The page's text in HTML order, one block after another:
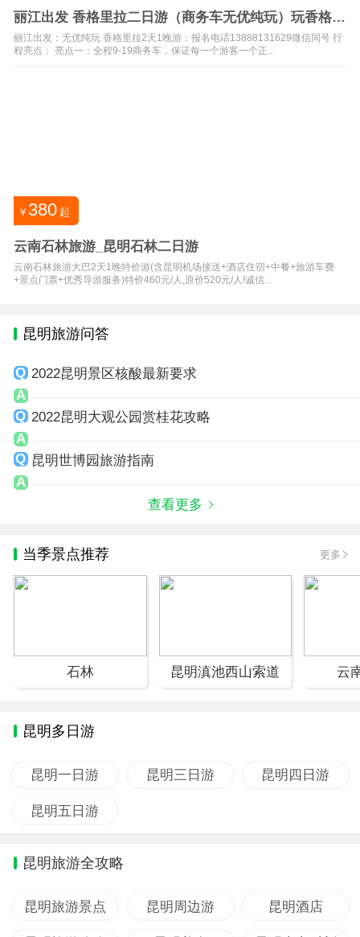
丽江出发 香格里拉二日游（商务车无优纯玩）玩香格里
拉多少钱
丽江出发：无优纯玩 香格里拉2天1晚游：报名电话13888131629微信同号 行
程亮点： 亮点一：全程9-19商务车，保证每一个游客一个正...
￥ 380 起
云南石林旅游_昆明石林二日游
云南石林旅游大巴2天1晚特价游(含昆明机场接送+酒店住宿+中餐+旅游车费
+景点门票+优秀导游服务)特价460元/人,原价520元/人!诚信...
昆明旅游问答
2022昆明景区核酸最新要求
2022昆明大观公园赏桂花攻略
昆明世博园旅游指南
查看更多
当季景点推荐 更多
石林 昆明滇池西山索道 云
昆明多日游
昆明一日游 昆明三日游 昆明四日游
昆明五日游
昆明旅游全攻略
昆明旅游景点 昆明周边游 昆明酒店